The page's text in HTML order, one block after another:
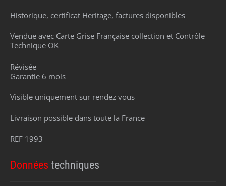
Historique, certificat Heritage, factures disponibles
Vendue avec Carte Grise Française collection et Contrôle
Technique OK
Révisée
Garantie 6 mois
Visible uniquement sur rendez vous
Livraison possible dans toute la France
REF 1993
Données techniques